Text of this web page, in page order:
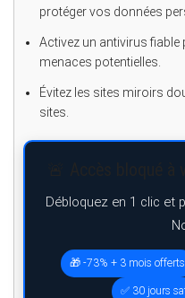
protéger vos données
Activez un antivirus fiable
menaces potentielles.
Évitez les sites miroirs
sites.
Débloquez en 1 clic et
🎁 -73% + 3 mois offerts
✅ 30 jours